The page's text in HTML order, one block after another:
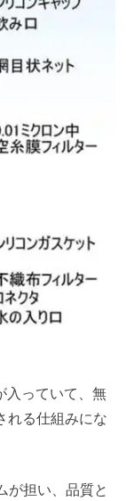
入っていて、無
れる仕組みにな
が担い、品質と